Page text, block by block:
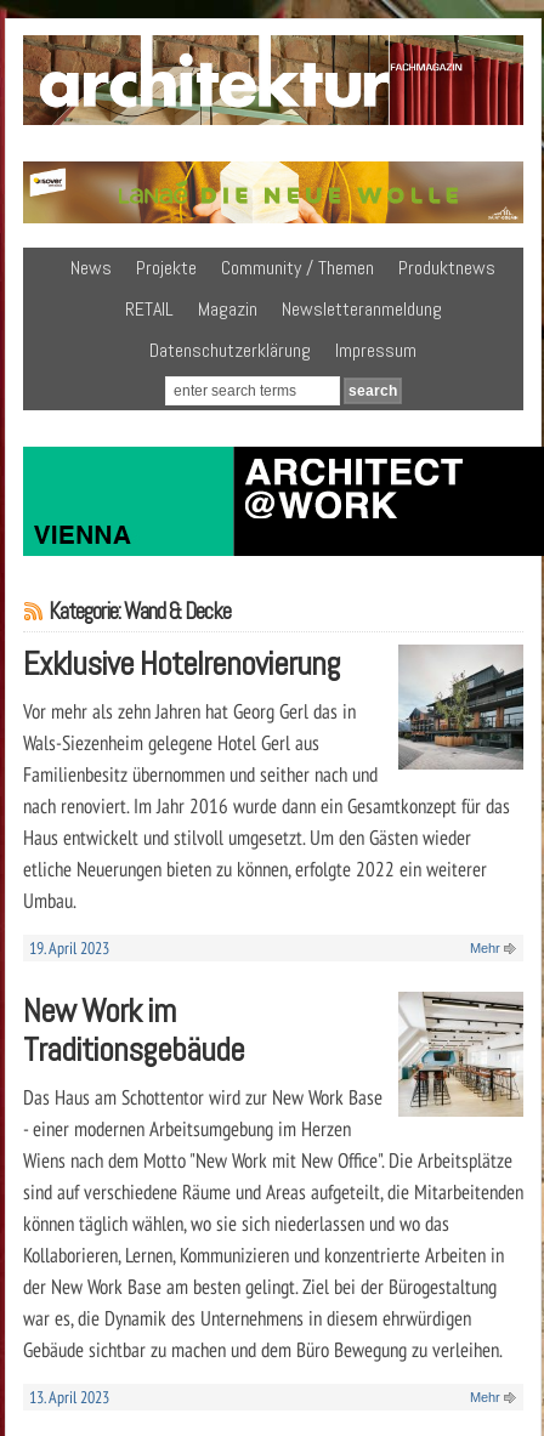
News Projekte Community / Themen
Produktnews
RETAIL
Magazin
Newsletteranmeldung
Datenschutzerklärung
Impressum
Kategorie: Wand & Decke
Exklusive Hotelrenovierung
Vor mehr als zehn Jahren hat Georg Gerl das in
Wals-Siezenheim gelegene Hotel Gerl aus
Familienbesitz übernommen und seither nach und
nach renoviert. Im Jahr 2016 wurde dann ein Gesamtkonzept für das
Haus entwickelt und stilvoll umgesetzt. Um den Gästen wieder
etliche Neuerungen bieten zu können, erfolgte 2022 ein weiterer
Umbau.
19. April 2023 Mehr
New Work im
Traditionsgebäude
Das Haus am Schottentor wird zur New Work Base
- einer modernen Arbeitsumgebung im Herzen
Wiens nach dem Motto "New Work mit New Office". Die Arbeitsplätze
sind auf verschiedene Räume und Areas aufgeteilt, die Mitarbeitenden
können täglich wählen, wo sie sich niederlassen und wo das
Kollaborieren, Lernen, Kommunizieren und konzentrierte Arbeiten in
der New Work Base am besten gelingt. Ziel bei der Bürogestaltung
war es, die Dynamik des Unternehmens in diesem ehrwürdigen
Gebäude sichtbar zu machen und dem Büro Bewegung zu verleihen.
13. April 2023 Mehr